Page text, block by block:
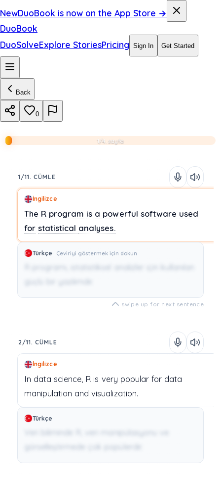
NewDuoBook is now on the App Store →
DuoBook
DuoSolveExplore StoriesPricing Sign In Get Started
Back
0
1/4. sayfa
1/11. CÜMLE
İngilizce
The R program is a powerful software used
for statistical analyses.
Türkçe Çeviriyi göstermek için dokun
R programı, istatistiksel analizler için kullanılan
swipe up for next sentence
2/11. CÜMLE
İngilizce
In data science, R is very popular for data
manipulation and visualization.
Türkçe